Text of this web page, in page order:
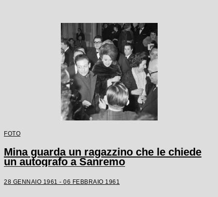
FOTO
Mina guarda un ragazzino che le chiede
un autografo a Sanremo
28 GENNAIO 1961 - 06 FEBBRAIO 1961